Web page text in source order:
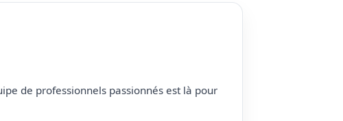
de professionnels passionnés est là pour